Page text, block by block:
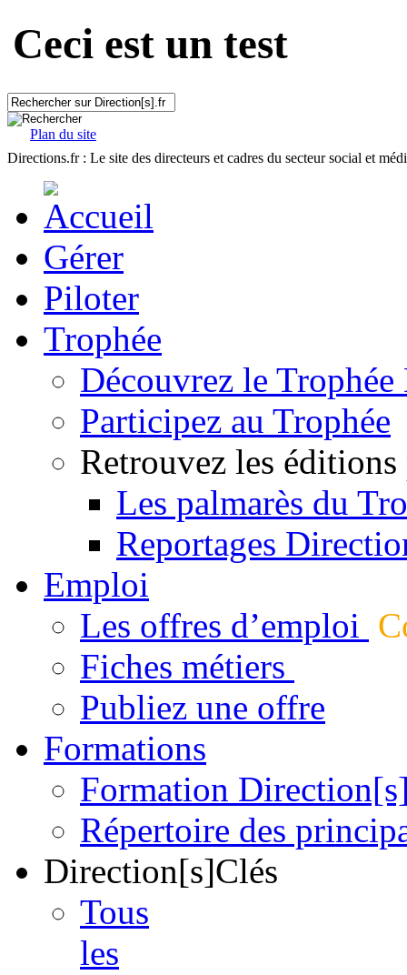
Ceci est un test
Plan du site
Directions.fr : Le site des directeurs et cadres du secteur social et
Gérer
Piloter
Trophée
Découvrez le
Participez au Trophée
Retrouvez les éditions
Les palmarès du
Reportages
Emploi
Les offres d’emploi
Fiches métiers
Publiez une offre
Formations
Formation
Répertoire des
Direction[s]Clés
Tous
les